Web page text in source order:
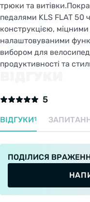
трюки та
педалями KLS FLAT 50
конструкцією,
налаштовуваними
вибором для
продуктивності та
5
ВІДГУКИ1
ПОДІЛИСЯ